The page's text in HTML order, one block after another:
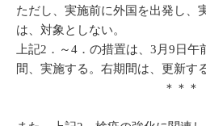
ただし、実施前に外国を出発し、
は、対象としない。
上記2．～4．の措置は、3月9日午
間、実施する。右期間は、更新す
＊＊＊